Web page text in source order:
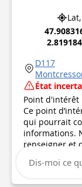
D117
État
Point d'intérêt
Ce point
qui pourrait
informations.
renseigner et
nécessaires.
informations.
Dis-moi ce